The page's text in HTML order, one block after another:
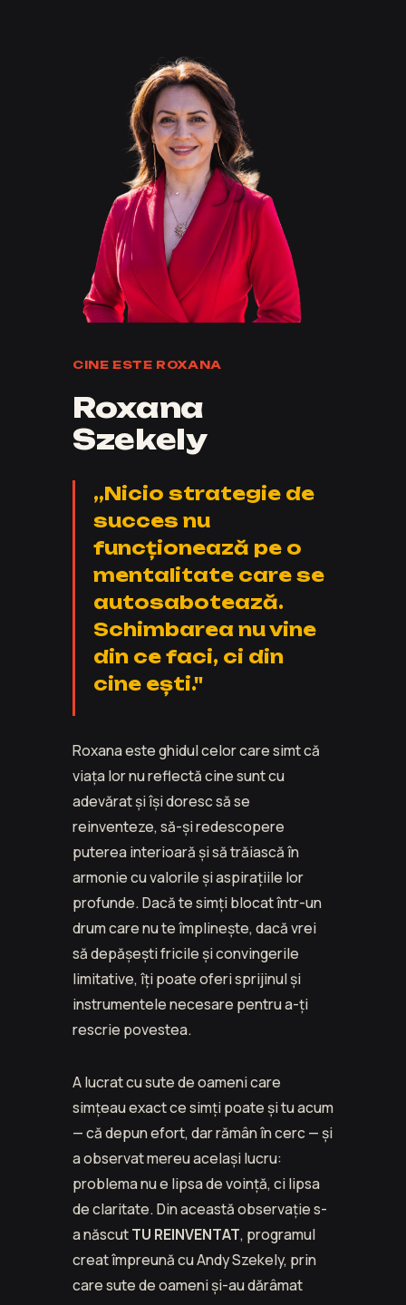
CINE ESTE ROXANA
Roxana
Szekely
„Nicio strategie de
succes nu
funcționează pe o
mentalitate care se
autosabotează.
Schimbarea nu vine
din ce faci, ci din
cine ești."
Roxana este ghidul celor care simt că
viața lor nu reflectă cine sunt cu
adevărat și își doresc să se
reinventeze, să-și redescopere
puterea interioară și să trăiască în
armonie cu valorile și aspirațiile lor
profunde. Dacă te simți blocat într-un
drum care nu te împlinește, dacă vrei
să depășești fricile și convingerile
limitative, îți poate oferi sprijinul și
instrumentele necesare pentru a-ți
rescrie povestea.
A lucrat cu sute de oameni care
simțeau exact ce simți poate și tu acum
— că depun efort, dar rămân în cerc — și
a observat mereu același lucru:
problema nu e lipsa de voință, ci lipsa
de claritate. Din această observație s-
a născutTU REINVENTAT, programul
creat împreună cu Andy Szekely, prin
care sute de oameni și-au dărâmat